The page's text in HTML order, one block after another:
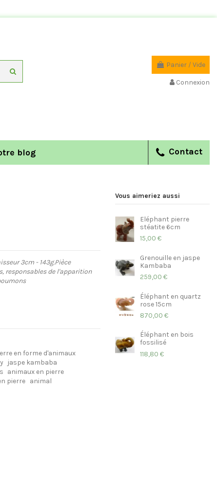
Panier / Vide
Connexion
Contact
blog
3cm - 143g.Pièce
responsables de l'apparition
en forme d'animaux
jaspe kambaba
animaux en pierre
pierre animal
Vous aimeriez aussi
Eléphant pierre
stéatite 6cm
15,00 €
Grenouille en jaspe
Kambaba
259,00 €
Éléphant en quartz
rose 15cm
870,00 €
Éléphant en bois
fossilisé
118,80 €